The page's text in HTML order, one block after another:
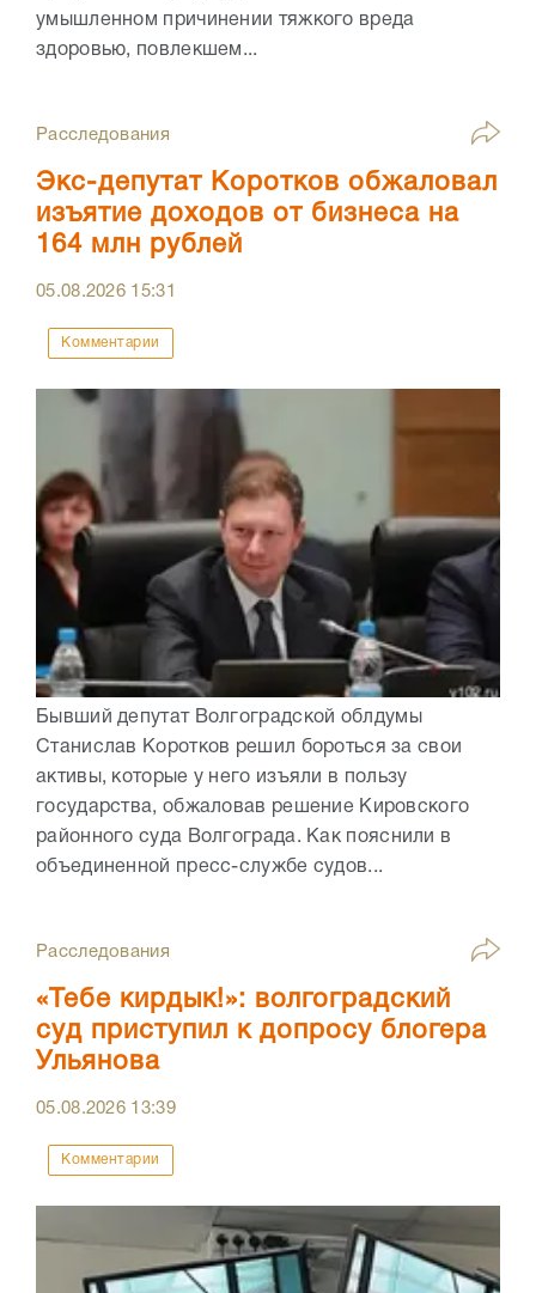
умышленном причинении тяжкого вреда
здоровью, повлекшем...
Расследования
Экс-депутат Коротков обжаловал
изъятие доходов от бизнеса на
164 млн рублей
05.08.2026 15:31
Комментарии
Бывший депутат Волгоградской облдумы
Станислав Коротков решил бороться за свои
активы, которые у него изъяли в пользу
государства, обжаловав решение Кировского
районного суда Волгограда. Как пояснили в
объединенной пресс-службе судов...
Расследования
«Тебе кирдык!»: волгоградский
суд приступил к допросу блогера
Ульянова
05.08.2026 13:39
Комментарии